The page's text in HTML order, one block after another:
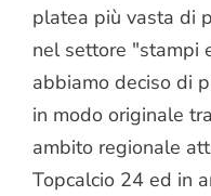
platea più vasta di
nel settore "stampi
abbiamo deciso di
in modo originale
ambito regionale
Topcalcio 24 ed in